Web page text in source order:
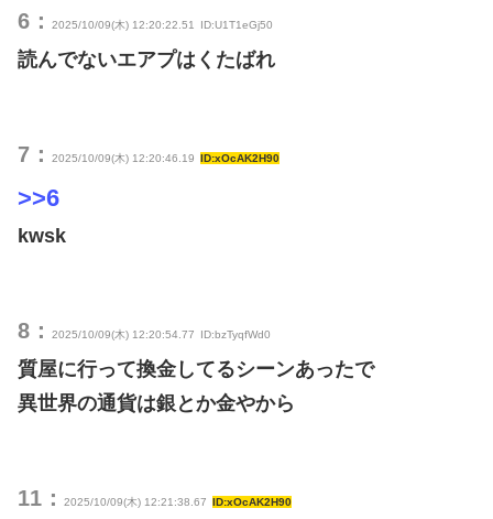
6： 2025/10/09(木) 12:20:22.51 ID:U1T1eGj50
読んでないエアプはくたばれ
7： 2025/10/09(木) 12:20:46.19 ID:xOcAK2H90
>>6
kwsk
8： 2025/10/09(木) 12:20:54.77 ID:bzTyqfWd0
質屋に行って換金してるシーンあったで
異世界の通貨は銀とか金やから
11： 2025/10/09(木) 12:21:38.67 ID:xOcAK2H90